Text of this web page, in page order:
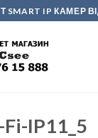
SMART IP КАМЕР
IP11_5